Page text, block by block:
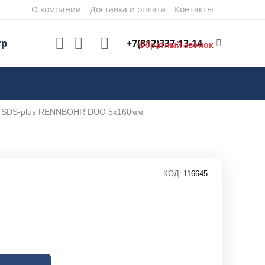
О компании Доставка и оплата Контакты
+7(812)337-13-14
Обратный звонок
plus RENNBOHR DUO 5х160мм
КОД: 116645